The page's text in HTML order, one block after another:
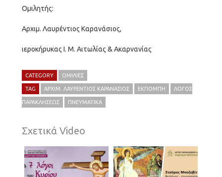
Ομιλητής:
Αρχιμ. Λαυρέντιος Καρανάσιος,
ιεροκήρυκας Ι. Μ. Αιτωλίας & Ακαρνανίας
CATEGORY ΟΜΙΛΊΕΣ
TAG ΑΡΧΙΜ. ΛΑΥΡΈΝΤΙΟΣ ΚΑΡΑΝΆΣΙΟΣ ΕΚΠΟΜΠΉ ΛΌΓΟΣ
ΠΑΡΑΚΛΉΣΕΩΣ ΠΝΕΥΜΑΤΙΚΆ
Σχετικά Video